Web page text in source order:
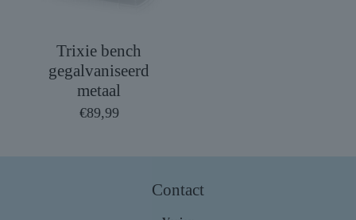
Trixie bench
gegalvaniseerd
metaal
€89,99
Contact